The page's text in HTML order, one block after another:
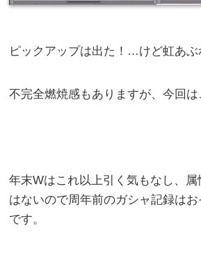
ピックアップは出た！…けど虹あぶ
不完全燃焼感もありますが、今回は
年末Wはこれ以上引く気もなし、
はないので周年前のガシャ記録は
です。